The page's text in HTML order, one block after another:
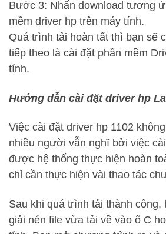
Bước 3: Nhấn download tương
mềm driver hp trên máy tính.
Quá trình tải hoàn tất thì bạn sẽ
tiếp theo là cài đặt phần mềm
tính.
Hướng dẫn cài đặt driver hp
Việc cài đặt driver hp 1102
nhiều người vẫn nghĩ bởi việc
được hệ thống thực hiện hoàn
chỉ cần thực hiện vài thao tác
Sau khi quá trình tải thành công,
giải nén file vừa tải về vào ổ C